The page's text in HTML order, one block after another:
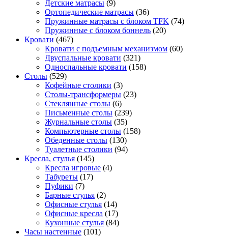
Детские матрасы (9)
Ортопедические матрасы (36)
Пружинные матрасы с блоком TFK (74)
Пружинные с блоком боннель (20)
Кровати (467)
Кровати с подъемным механизмом (60)
Двуспальные кровати (321)
Односпальные кровати (158)
Столы (529)
Кофейные столики (3)
Столы-трансформеры (23)
Стеклянные столы (6)
Письменные столы (239)
Журнальные столы (35)
Компьютерные столы (158)
Обеденные столы (130)
Туалетные столики (94)
Кресла, стулья (145)
Кресла игровые (4)
Табуреты (17)
Пуфики (7)
Барные стулья (2)
Офисные стулья (14)
Офисные кресла (17)
Кухонные стулья (84)
Часы настенные (101)